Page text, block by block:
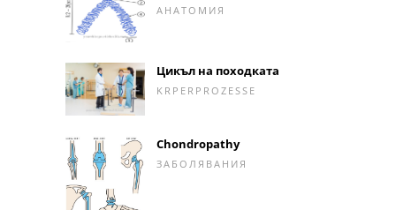
АНАТОМИЯ
Цикъл на походката
KRPERPROZESSE
Chondropathy
ЗАБОЛЯВАНИЯ